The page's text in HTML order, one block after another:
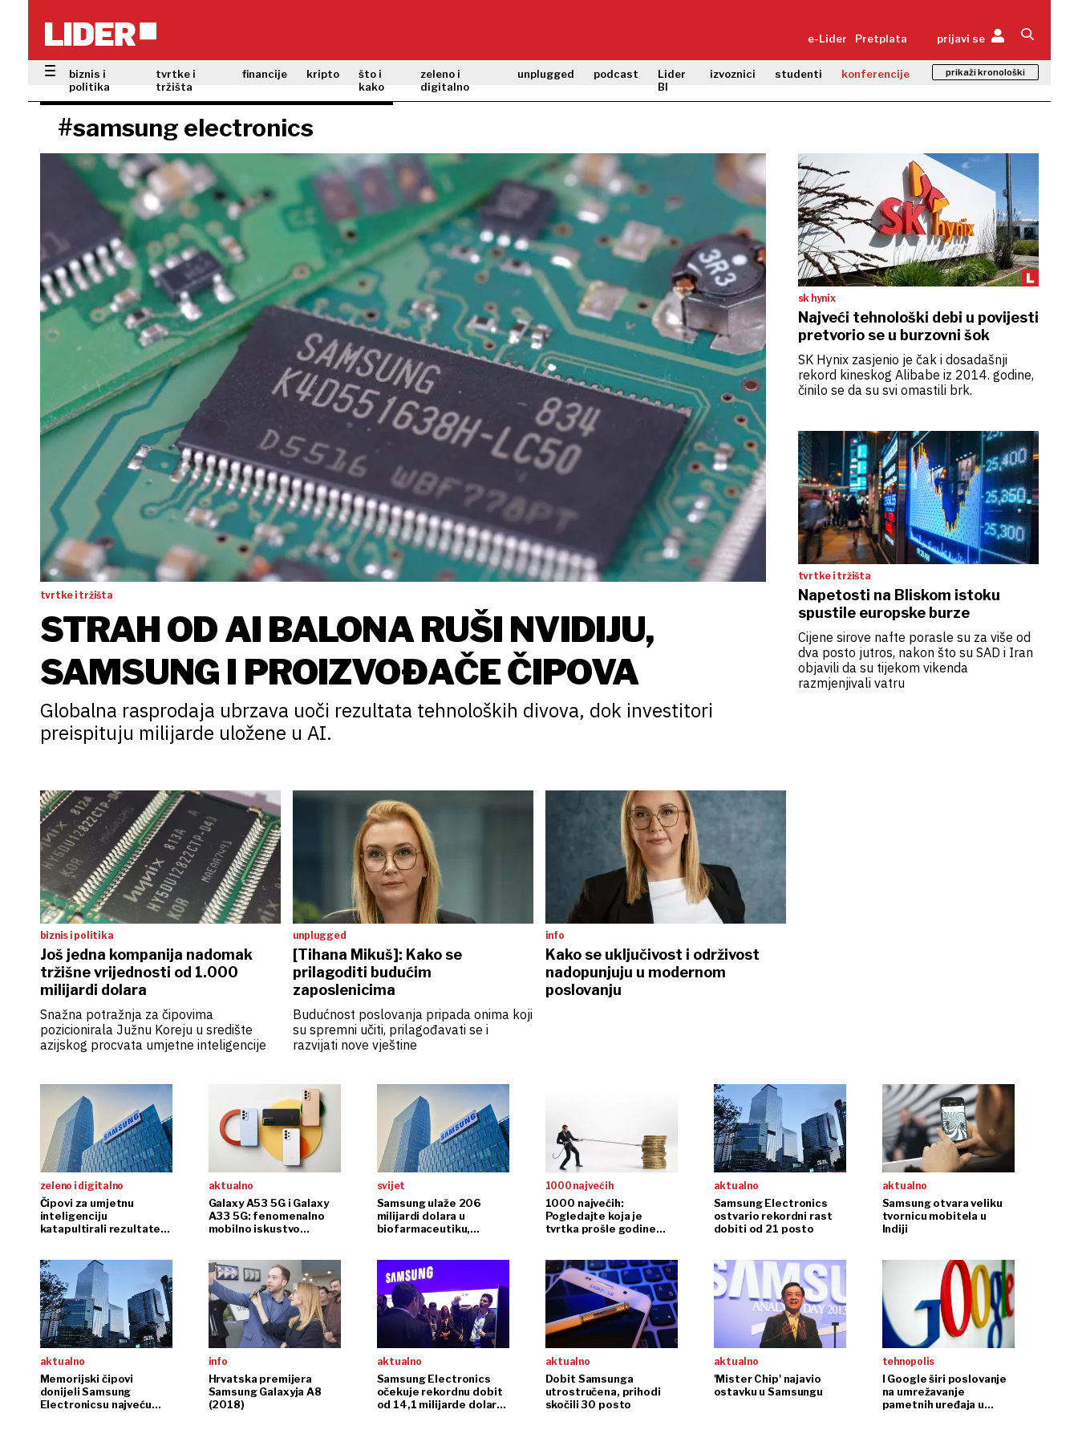
e-Lider Pretplata prijavi se
biznis i
politika
tvrtke i
tržišta
financije kripto
što i
kako
zeleno i
digitalno
unplugged podcast
Lider
BI
izvoznici studenti konferencije prikaži kronološki
#samsung electronics
tvrtke i tržišta
STRAH OD AI BALONA RUŠI NVIDIJU,
SAMSUNG I PROIZVOĐAČE ČIPOVA
Globalna rasprodaja ubrzava uoči rezultata tehnoloških divova, dok investitori
preispituju milijarde uložene u AI.
sk hynix
Najveći tehnološki debi u povijesti
pretvorio se u burzovni šok
SK Hynix zasjenio je čak i dosadašnji
rekord kineskog Alibabe iz 2014. godine,
činilo se da su svi omastili brk.
tvrtke i tržišta
Napetosti na Bliskom istoku
spustile europske burze
Cijene sirove nafte porasle su za više od
dva posto jutros, nakon što su SAD i Iran
objavili da su tijekom vikenda
razmjenjivali vatru
biznis i politika
Još jedna kompanija nadomak
tržišne vrijednosti od 1.000
milijardi dolara
Snažna potražnja za čipovima
pozicionirala Južnu Koreju u središte
azijskog procvata umjetne inteligencije
unplugged
[Tihana Mikuš]: Kako se
prilagoditi budućim
zaposlenicima
Budućnost poslovanja pripada onima koji
su spremni učiti, prilagođavati se i
razvijati nove vještine
info
Kako se uključivost i održivost
nadopunjuju u modernom
poslovanju
zeleno i digitalno
Čipovi za umjetnu
inteligenciju
katapultirali rezultate
aktualno
Galaxy A53 5G i Galaxy
A33 5G: fenomenalno
mobilno iskustvo
svijet
Samsung ulaže 206
milijardi dolara u
biofarmaceutiku,
1000 najvećih
1000 najvećih:
Pogledajte koja je
tvrtka prošle godine
Neto!
aktualno
Samsung Electronics
ostvario rekordni rast
dobiti od 21 posto
aktualno
Samsung otvara veliku
tvornicu mobitela u
Indiji
aktualno
Memorijski čipovi
donijeli Samsung
Electronicsu najveću
info
Hrvatska premijera
Samsung Galaxyja A8
(2018)
aktualno
Samsung Electronics
očekuje rekordnu dobit
od 14,1 milijarde dolara
aktualno
Dobit Samsunga
utrostručena, prihodi
skočili 30 posto
aktualno
'Mister Chip' najavio
ostavku u Samsungu
tehnopolis
I Google širi poslovanje
na umrežavanje
pametnih uređaja u